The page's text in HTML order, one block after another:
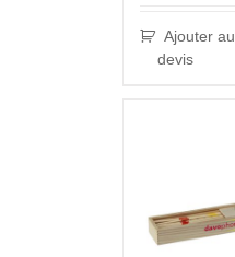
Ajouter au
devis